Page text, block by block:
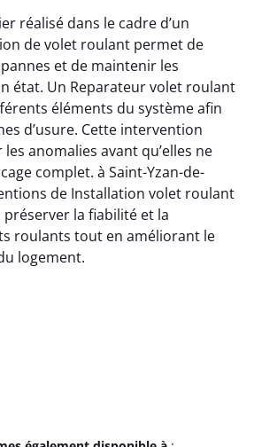
réalisé dans le cadre d’un
de volet roulant permet de
et de maintenir les
état. Un Reparateur volet roulant
éléments du système afin
d’usure. Cette intervention
anomalies avant qu’elles ne
complet. à Saint-Yzan-de-
de Installation volet roulant
la fiabilité et la
roulants tout en améliorant le
logement.